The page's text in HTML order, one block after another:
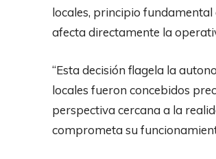
locales, principio
afecta directamente la
“Esta decisión flagela la
locales fueron concebidos
perspectiva cercana a la
comprometa su